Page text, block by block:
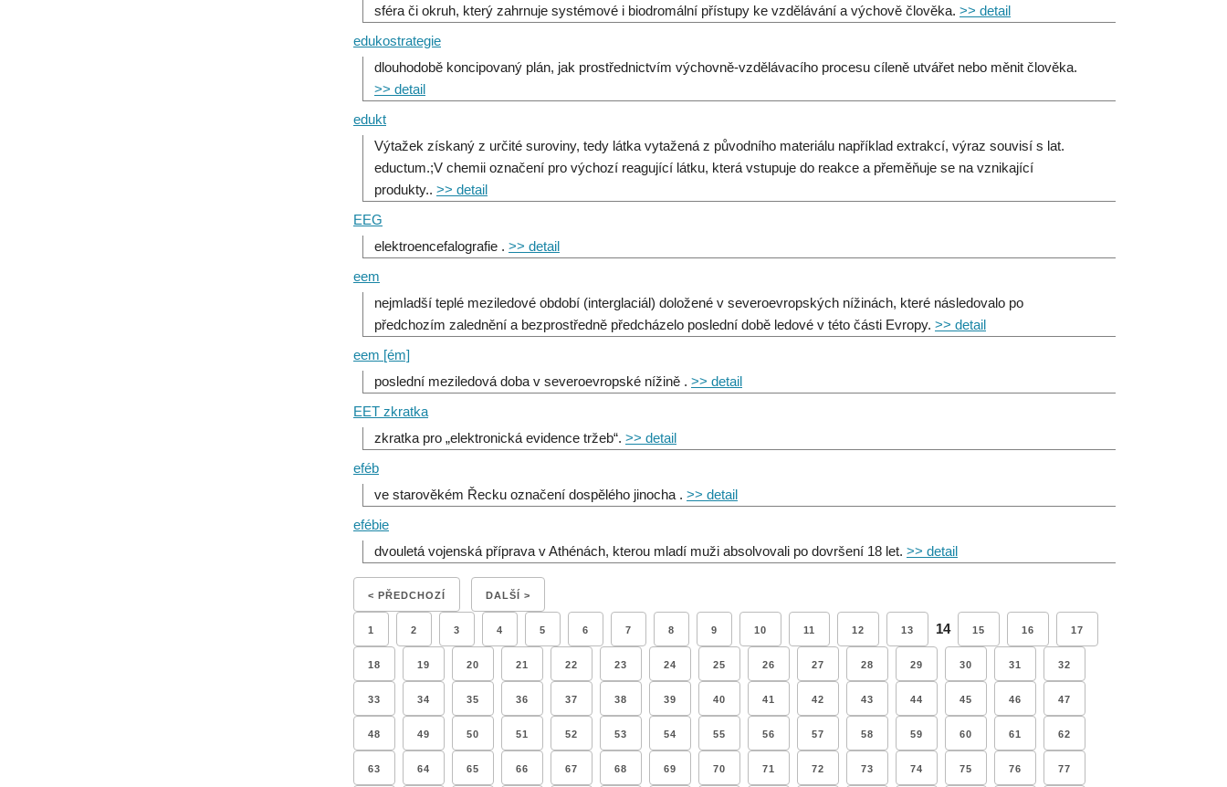
sféra či okruh, který zahrnuje systémové i biodromální přístupy ke vzdělávání a výchově člověka. >> detail
edukostrategie
dlouhodobě koncipovaný plán, jak prostřednictvím výchovně‑vzdělávacího procesu cíleně utvářet nebo měnit člověka.
>> detail
edukt
Výtažek získaný z určité suroviny, tedy látka vytažená z původního materiálu například extrakcí, výraz souvisí s lat.
eductum.;V chemii označení pro výchozí reagující látku, která vstupuje do reakce a přeměňuje se na vznikající
produkty.. >> detail
EEG
elektroencefalografie . >> detail
eem
nejmladší teplé meziledové období (interglaciál) doložené v severoevropských nížinách, které následovalo po
předchozím zalednění a bezprostředně předcházelo poslední době ledové v této části Evropy. >> detail
eem [ém]
poslední meziledová doba v severoevropské nížině . >> detail
EET zkratka
zkratka pro „elektronická evidence tržeb“. >> detail
eféb
ve starověkém Řecku označení dospělého jinocha . >> detail
efébie
dvouletá vojenská příprava v Athénách, kterou mladí muži absolvovali po dovršení 18 let. >> detail
< PŘEDCHOZÍ DALŠÍ >
1 2 3 4 5 6 7 8 9 10 11 12 13 14 15 16 17
18 19 20 21 22 23 24 25 26 27 28 29 30 31 32
33 34 35 36 37 38 39 40 41 42 43 44 45 46 47
48 49 50 51 52 53 54 55 56 57 58 59 60 61 62
63 64 65 66 67 68 69 70 71 72 73 74 75 76 77